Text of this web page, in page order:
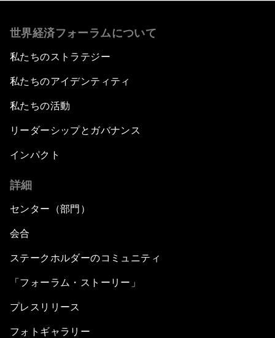
世界経済フォーラムについて
私たちのストラテジー
私たちのアイデンティティ
私たちの活動
リーダーシップとガバナンス
インパクト
詳細
センター（部門）
会合
ステークホルダーのコミュニティ
「フォーラム・ストーリー」
プレスリリース
フォトギャラリー